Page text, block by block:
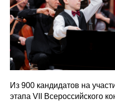
Из 900 кандидатов на
этапа VII Всероссийского